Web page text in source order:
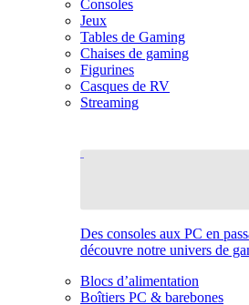
Consoles
Jeux
Tables de Gaming
Chaises de gaming
Figurines
Casques de RV
Streaming
Des consoles aux PC en
découvre notre univers de
Blocs d’alimentation
Boîtiers PC & barebones